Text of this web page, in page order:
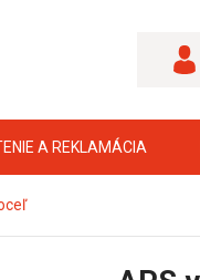
A REKLAMÁCIA